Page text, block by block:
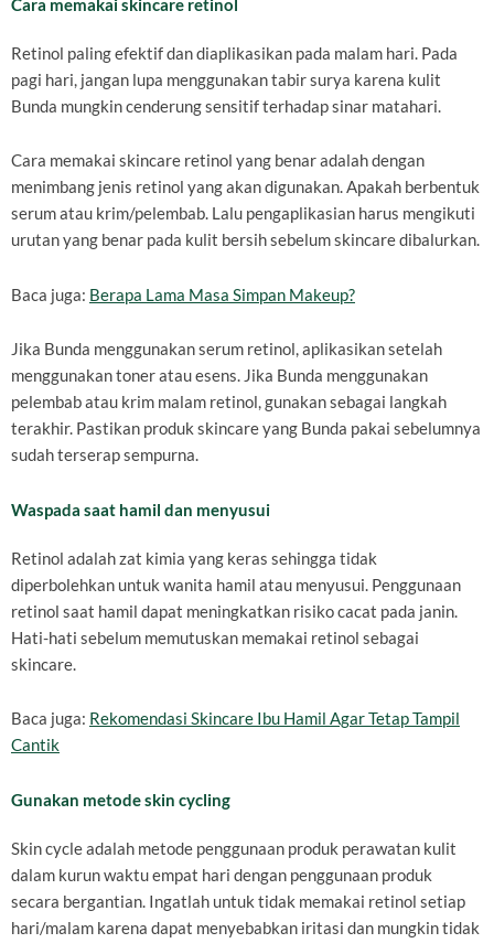
Cara memakai skincare retinol
Retinol paling efektif dan diaplikasikan pada malam hari. Pada
pagi hari, jangan lupa menggunakan tabir surya karena kulit
Bunda mungkin cenderung sensitif terhadap sinar matahari.
Cara memakai skincare retinol yang benar adalah dengan
menimbang jenis retinol yang akan digunakan. Apakah berbentuk
serum atau krim/pelembab. Lalu pengaplikasian harus mengikuti
urutan yang benar pada kulit bersih sebelum skincare dibalurkan.
Baca juga: Berapa Lama Masa Simpan Makeup?
Jika Bunda menggunakan serum retinol, aplikasikan setelah
menggunakan toner atau esens. Jika Bunda menggunakan
pelembab atau krim malam retinol, gunakan sebagai langkah
terakhir. Pastikan produk skincare yang Bunda pakai sebelumnya
sudah terserap sempurna.
Waspada saat hamil dan menyusui
Retinol adalah zat kimia yang keras sehingga tidak
diperbolehkan untuk wanita hamil atau menyusui. Penggunaan
retinol saat hamil dapat meningkatkan risiko cacat pada janin.
Hati-hati sebelum memutuskan memakai retinol sebagai
skincare.
Baca juga: Rekomendasi Skincare Ibu Hamil Agar Tetap Tampil
Cantik
Gunakan metode skin cycling
Skin cycle adalah metode penggunaan produk perawatan kulit
dalam kurun waktu empat hari dengan penggunaan produk
secara bergantian. Ingatlah untuk tidak memakai retinol setiap
hari/malam karena dapat menyebabkan iritasi dan mungkin tidak